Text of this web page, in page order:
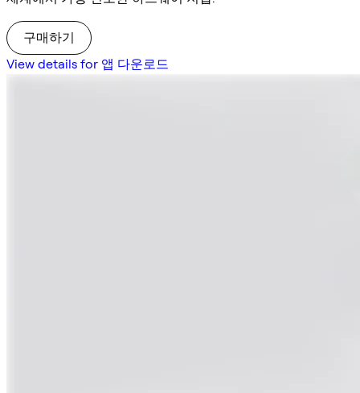
구매하기
View details for 앱 다운로드